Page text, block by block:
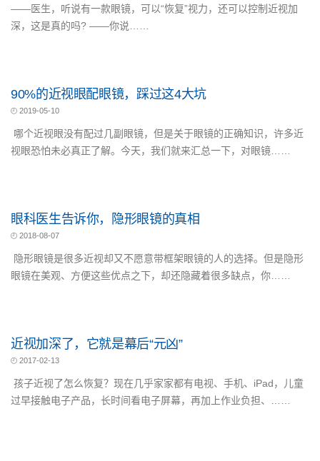
——医生，听说有一款眼镜，可以“恢复”视力，还可以控制近视加
深，这是真的吗? ——你说……
90%的近视眼配眼镜，踩过这4大坑
2019-05-10
哪个近视眼没有配过几副眼镜，但是关于眼镜的正确知识，许多近
视眼恐怕未必真正了解。今天，我们就来汇总一下，对眼镜……
眼科医生告诉你，隐形眼镜的真相
2018-08-07
隐形眼镜是很多近视却又不愿意带框架眼镜的人的选择。但是隐形
眼镜在美观、方便这些优点之下，却还隐藏着很多缺点，你……
近视加深了，它就是幕后“元凶”
2017-02-13
孩子近视了怎么恢复？现在几乎家家都有电视、手机、iPad，儿童
过早接触电子产品，长时间看电子屏幕，再加上作业负担、……